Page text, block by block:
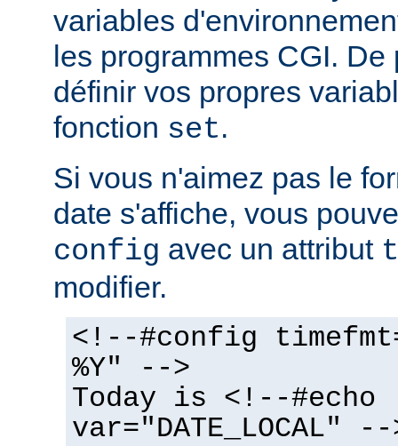
variables
les programmes CGI.
définir vos propres
fonction set.
Si vous n'aimez pas le
date s'affiche, vous
config avec un attribut
modifier.
<!--#config
%Y" -->
Today is <!--#echo
var="DATE_LOCAL" --